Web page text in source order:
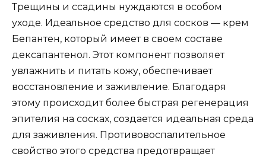
Трещины и ссадины нуждаются в особом
уходе. Идеальное средство для сосков — крем
Бепантен, который имеет в своем составе
дексапантенол. Этот компонент позволяет
увлажнить и питать кожу, обеспечивает
восстановление и заживление. Благодаря
этому происходит более быстрая регенерация
эпителия на сосках, создается идеальная среда
для заживления. Противовоспалительное
свойство этого средства предотвращает